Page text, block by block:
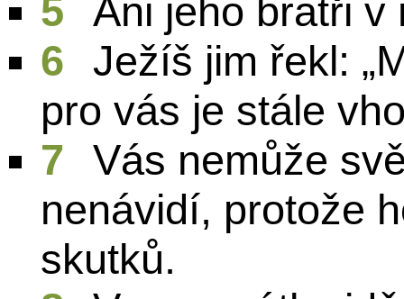
5
Ani jeho bratři v
6
Ježíš jim řekl:
pro vás je stále
7
Vás nemůže
nenávidí, protože
skutků.